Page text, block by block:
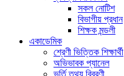
সকল নোটিশ
বিভাগীয় প্রধান
শিক্ষক মন্ডলী
একাডেমিক
শ্রেণী ভিত্তিক শিক্ষার্থী
অভিভাবক প্যানেল
ভর্তি তথ্য বিবরণী